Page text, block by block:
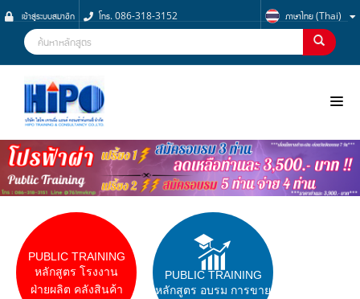
เข้าสู่ระบบสมาชิก โทร. 086-318-3152 ภาษาไทย (Thai)
NOO
PUBLIC TRAINING
หลักสูตร โรงงาน
ฝ่ายผลิต คลังสินค้า
PUBLIC TRAINING
หลักสูตร อบรม การขาย